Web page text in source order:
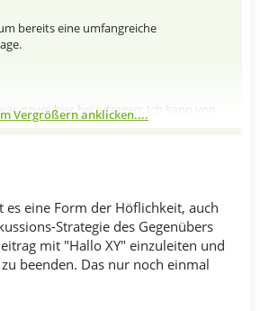
bereits eine umfangreiche
neueshier beizutragen: Ich kann von
das die Veredelung unter
nur mit seehr viel
war.
Vergrößern anklicken....
es eine Form der Höflichkeit, auch
Strategie des Gegenübers
mit "Hallo XY" einzuleiten und
beenden. Das nur noch einmal